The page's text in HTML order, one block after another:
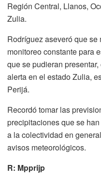
Región Central, Llanos,
Zulia.
Rodríguez aseveró que
monitoreo constante para
que se pudieran
alerta en el estado Zulia,
Perijá.
Recordó tomar las
precipitaciones que se
a la colectividad en
avisos meteorológicos.
R: Mpprijp